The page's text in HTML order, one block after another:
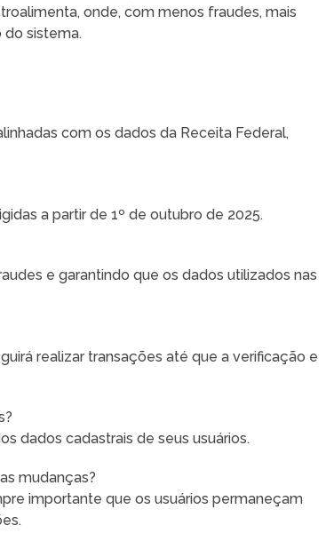
onde, com menos fraudes, mais
do sistema.
com os dados da Receita Federal,
a partir de 1º de outubro de 2025.
e garantindo que os dados utilizados nas
realizar transações até que a verificação e
dados cadastrais de seus usuários.
mudanças?
importante que os usuários permaneçam